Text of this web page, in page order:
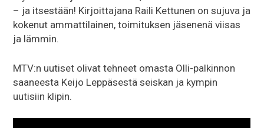
– ja itsestään! Kirjoittajana Raili Kettunen on sujuva ja
kokenut ammattilainen, toimituksen jäsenenä viisas
ja lämmin.
MTV:n uutiset olivat tehneet omasta Olli-palkinnon
saaneesta Keijo Leppäsestä seiskan ja kympin
uutisiin klipin.